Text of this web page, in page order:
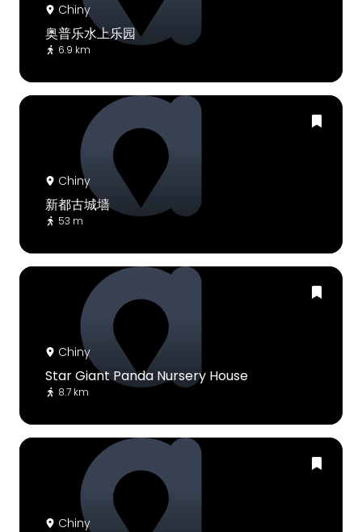
Chiny
奥普乐水上乐园
6.9 km
Chiny
新都古城墙
53 m
Chiny
Star Giant Panda Nursery House
8.7 km
Chiny